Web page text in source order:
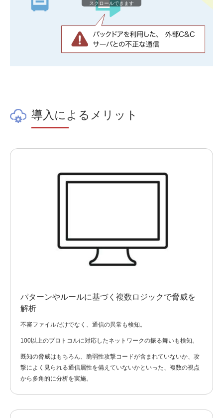
スクロールできます
導入によるメリット
パターンやルールに基づく複数ロジックで脅威を
解析
不審ファイルだけでなく、通信の異常も検知。
100以上のプロトコルに対応したネットワークの振る舞いも検知。
既知の脅威はもちろん、脆弱性攻撃コードが含まれていないか、攻
撃によく見られる通信属性を備えていないかといった、複数の視点
から多角的に分析を実施。